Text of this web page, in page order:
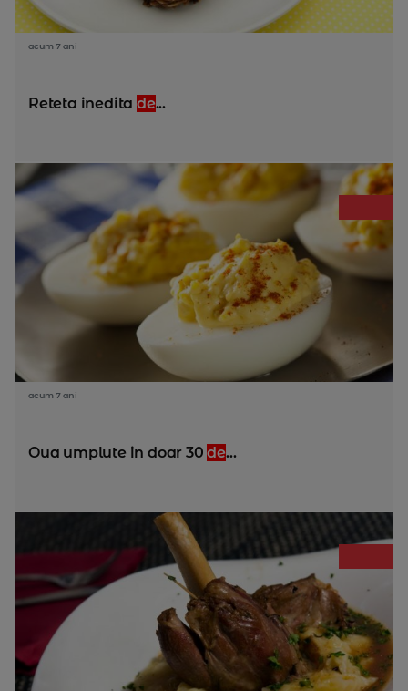
acum 7 ani
Reteta ineditade...
acum 7 ani
Oua umplute in doar 30de...